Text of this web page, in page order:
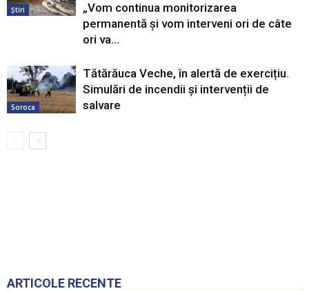
Știri
„Vom continua monitorizarea
permanentă și vom interveni ori de câte
ori va...
Soroca
Tătărăuca Veche, în alertă de exercițiu.
Simulări de incendii și intervenții de
salvare
ARTICOLE RECENTE